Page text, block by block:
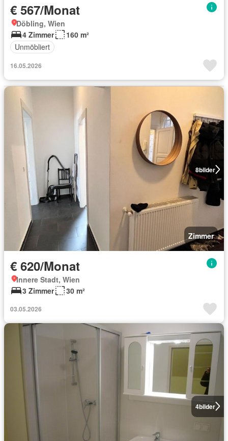
€ 567/Monat
Döbling, Wien
4 Zimmer
160 m²
Unmöbliert
16.05.2026
8bilder
Zimmer
€ 620/Monat
Innere Stadt, Wien
3 Zimmer
30 m²
03.05.2026
4bilder